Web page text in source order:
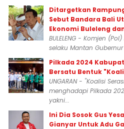
Ditargetkan
Sebut Bandara Bali
Ekonomi Buleleng
BULELENG - Komjen
selaku Mantan
Pilkada 2024
Bersatu Bentuk
UNGARAN - "Koalisi
menghadapi Pilkada
yakni...
Ini Dia Sosok Gus
Gianyar Untuk Adu